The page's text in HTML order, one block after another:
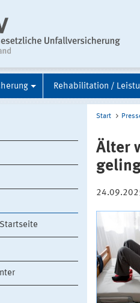
Rehabilitation /
Start
Älter